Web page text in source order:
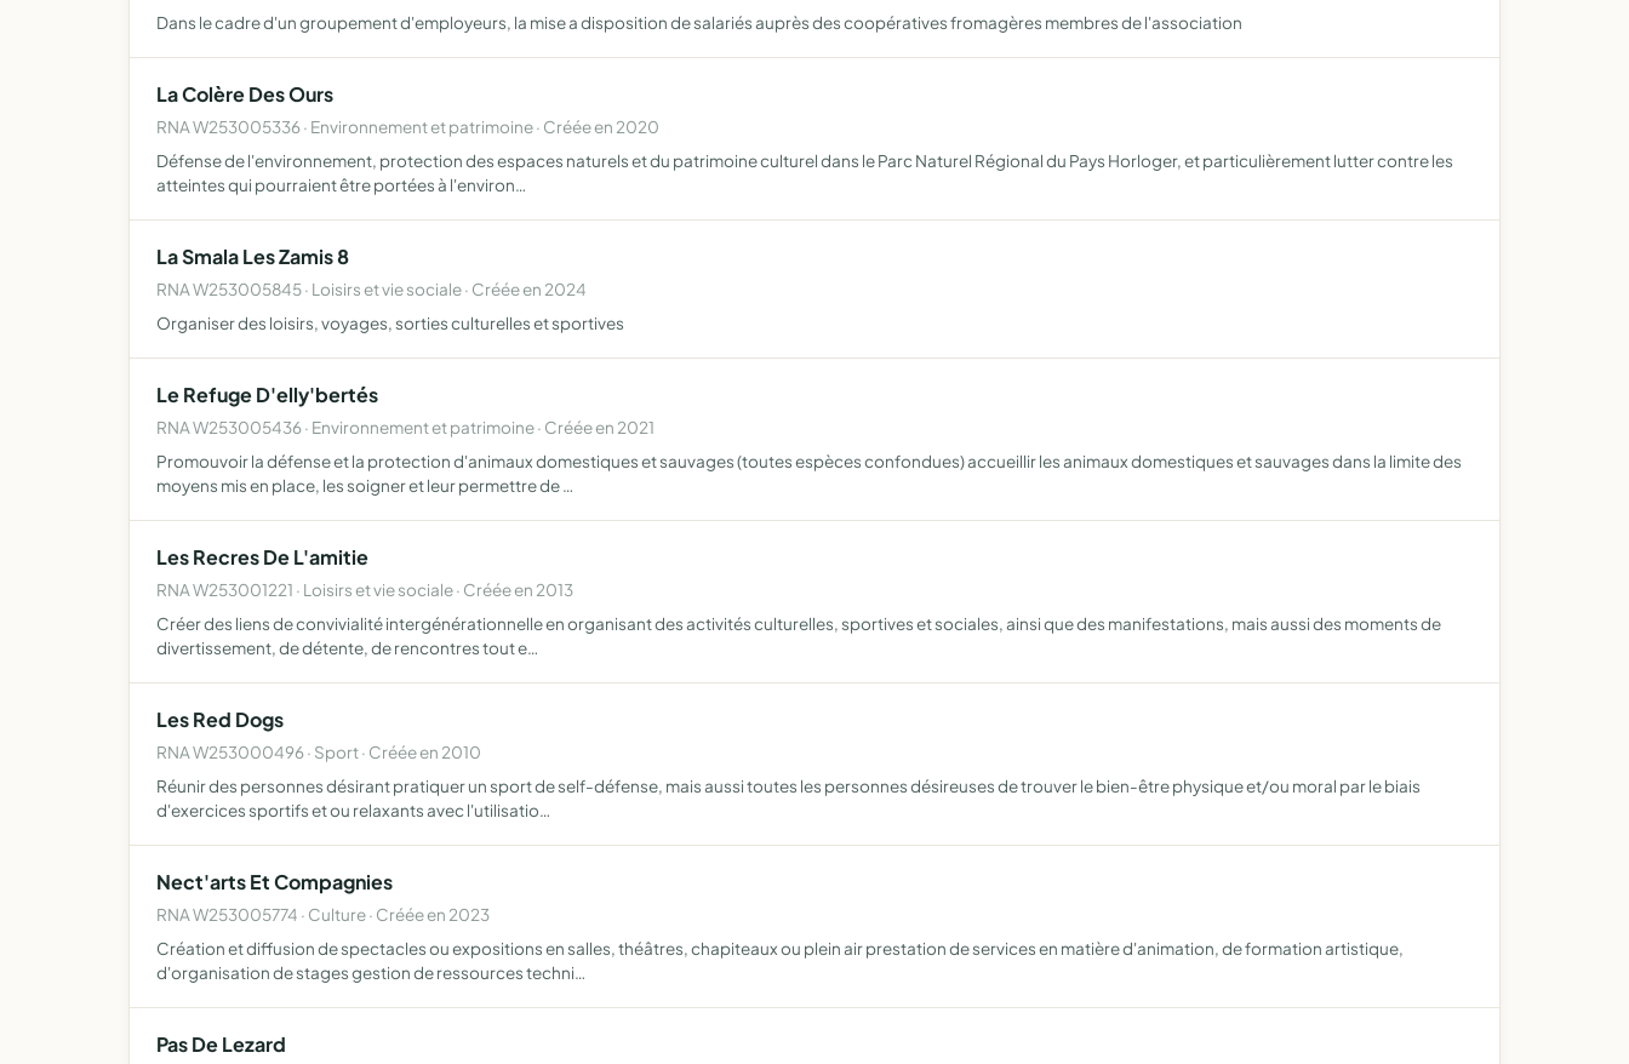
Dans le cadre d'un groupement d'employeurs, la mise a disposition de salariés auprès des coopératives fromagères membres de l'association
La Colère Des Ours
RNA W253005336 · Environnement et patrimoine · Créée en 2020
Défense de l'environnement, protection des espaces naturels et du patrimoine culturel dans le Parc Naturel Régional du Pays Horloger, et particulièrement lutter contre les
atteintes qui pourraient être portées à l'environ…
La Smala Les Zamis 8
RNA W253005845 · Loisirs et vie sociale · Créée en 2024
Organiser des loisirs, voyages, sorties culturelles et sportives
Le Refuge D'elly'bertés
RNA W253005436 · Environnement et patrimoine · Créée en 2021
Promouvoir la défense et la protection d'animaux domestiques et sauvages (toutes espèces confondues) accueillir les animaux domestiques et sauvages dans la limite des
moyens mis en place, les soigner et leur permettre de …
Les Recres De L'amitie
RNA W253001221 · Loisirs et vie sociale · Créée en 2013
Créer des liens de convivialité intergénérationnelle en organisant des activités culturelles, sportives et sociales, ainsi que des manifestations, mais aussi des moments de
divertissement, de détente, de rencontres tout e…
Les Red Dogs
RNA W253000496 · Sport · Créée en 2010
Réunir des personnes désirant pratiquer un sport de self-défense, mais aussi toutes les personnes désireuses de trouver le bien-être physique et/ou moral par le biais
d'exercices sportifs et ou relaxants avec l'utilisatio…
Nect'arts Et Compagnies
RNA W253005774 · Culture · Créée en 2023
Création et diffusion de spectacles ou expositions en salles, théâtres, chapiteaux ou plein air prestation de services en matière d'animation, de formation artistique,
d'organisation de stages gestion de ressources techni…
Pas De Lezard